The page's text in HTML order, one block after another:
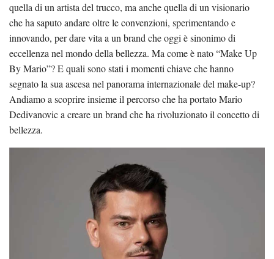
quella di un artista del trucco, ma anche quella di un visionario
che ha saputo andare oltre le convenzioni, sperimentando e
innovando, per dare vita a un brand che oggi è sinonimo di
eccellenza nel mondo della bellezza. Ma come è nato “Make Up
By Mario”? E quali sono stati i momenti chiave che hanno
segnato la sua ascesa nel panorama internazionale del make-up?
Andiamo a scoprire insieme il percorso che ha portato Mario
Dedivanovic a creare un brand che ha rivoluzionato il concetto di
bellezza.